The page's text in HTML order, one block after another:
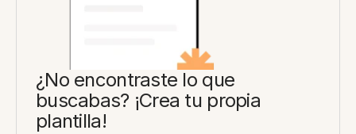
¿No encontraste lo que
buscabas? ¡Crea tu propia
plantilla!